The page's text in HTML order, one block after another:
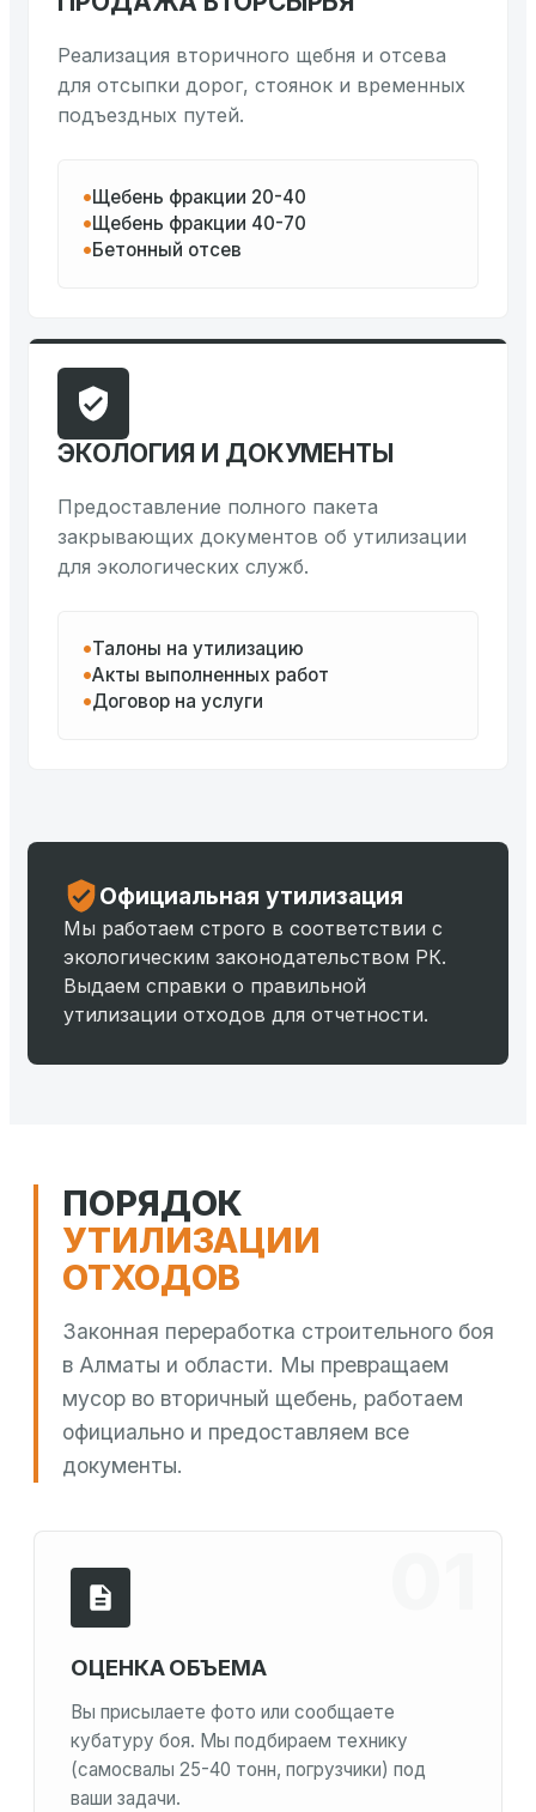
Реализация вторичного щебня и отсева
для отсыпки дорог, стоянок и временных
подъездных путей.
Щебень фракции 20-40
Щебень фракции 40-70
Бетонный отсев
ЭКОЛОГИЯ И ДОКУМЕНТЫ
Предоставление полного пакета
закрывающих документов об утилизации
для экологических служб.
Талоны на утилизацию
Акты выполненных работ
Договор на услуги
Официальная утилизация
Мы работаем строго в соответствии с
экологическим законодательством РК.
Выдаем справки о правильной
утилизации отходов для отчетности.
ПОРЯДОК
УТИЛИЗАЦИИ
ОТХОДОВ
Законная переработка строительного боя
в Алматы и области. Мы превращаем
мусор во вторичный щебень, работаем
официально и предоставляем все
документы.
ОЦЕНКА ОБЪЕМА
Вы присылаете фото или сообщаете
кубатуру боя. Мы подбираем технику
(самосвалы 25-40 тонн, погрузчики) под
ваши задачи.